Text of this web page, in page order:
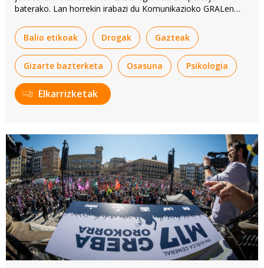
baterako. Lan horrekin irabazi du Komunikazioko GRALen
Balio etikoak
Drogak Gazteak
Gizarte bazterketa Osasuna Psikologia
Elkarrizketak